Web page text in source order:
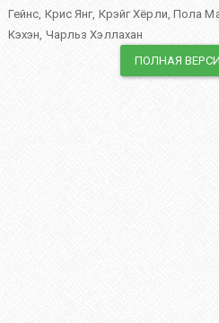
Гейнс, Крис Янг, Крэйг Хёрли, Пола
Кэхэн, Чарльз Хэллахан
ПОЛНАЯ